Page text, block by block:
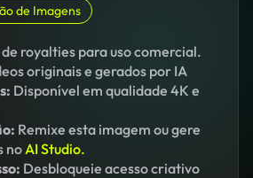
de Imagens
royalties para uso comercial.
originais e gerados por IA
Disponível em qualidade 4K e
Remixe esta imagem ou gere
noAI Studio.
Desbloqueie acesso criativo